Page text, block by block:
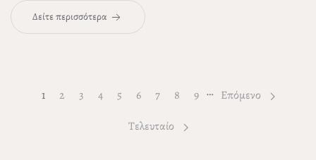
Δείτε περισσότερα
1 Page
2 Page
3 Page
4 Page
5 Page
6 Page
7 Page
8 Page
9 … Επόμενο
Τελευταίο